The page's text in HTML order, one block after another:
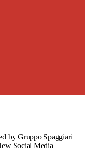
by Gruppo Spaggiari
Social Media